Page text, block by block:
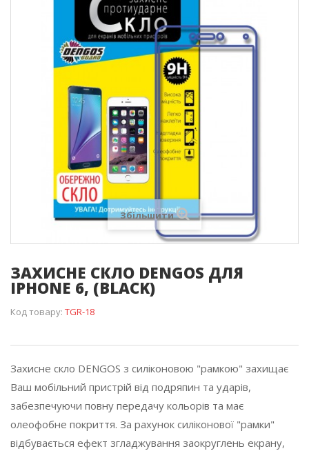
Збільшити
ЗАХИСНЕ СКЛО DENGOS ДЛЯ
IPHONE 6, (BLACK)
Код товару: TGR-18
Захисне скло DENGOS з силіконовою "рамкою" захищає
Ваш мобільний пристрій від подряпин та ударів,
забезпечуючи повну передачу кольорів та має
олеофобне покриття. За рахунок силіконової "рамки"
відбувається ефект згладжування заокруглень екрану,